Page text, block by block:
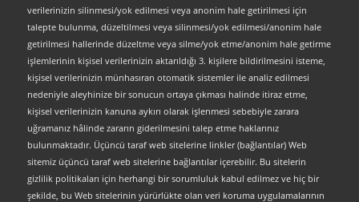
verilerinizin silinmesi/yok edilmesi veya anonim hale getirilmesi için
talepte bulunma, düzeltilmesi veya silinmesi/yok edilmesi/anonim hale
getirilmesi hallerinde düzeltme veya silme/yok etme/anonim hale getirme
işlemlerinin kişisel verilerinizin aktarıldığı 3. kişilere bildirilmesini isteme,
kişisel verilerinizin münhasıran otomatik sistemler ile analiz edilmesi
nedeniyle aleyhinize bir sonucun ortaya çıkması halinde itiraz etme,
kişisel verilerinizin kanuna aykırı olarak işlenmesi sebebiyle zarara
uğramanız hâlinde zararın giderilmesini talep etme haklarınız
bulunmaktadır. Üçüncü taraf web sitelerine linkler (bağlantılar) Web
sitemiz üçüncü taraf web sitelerine bağlantılar içerebilir. Bu sitelerin
gizlilik politikaları için herhangi bir sorumluluk kabul edilmez ve hiç bir
şekilde, bu Web sitelerinin yürürlükte olan veri koruma uygulamalarının